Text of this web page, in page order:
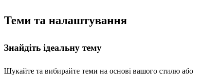
Теми та налаштування
Знайдіть ідеальну тему
Шукайте та вибирайте теми на основі вашого стилю або